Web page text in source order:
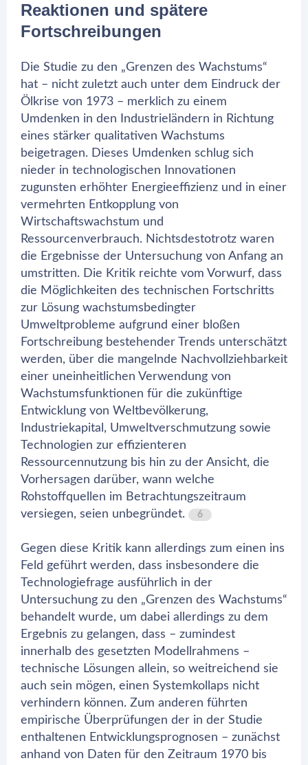
Reaktionen und spätere
Fortschreibungen
Die Studie zu den „Grenzen des Wachstums“
hat – nicht zuletzt auch unter dem Eindruck der
Ölkrise von 1973 – merklich zu einem
Umdenken in den Industrieländern in Richtung
eines stärker qualitativen Wachstums
beigetragen. Dieses Umdenken schlug sich
nieder in technologischen Innovationen
zugunsten erhöhter Energieeffizienz und in einer
vermehrten Entkopplung von
Wirtschaftswachstum und
Ressourcenverbrauch. Nichtsdestotrotz waren
die Ergebnisse der Untersuchung von Anfang an
umstritten. Die Kritik reichte vom Vorwurf, dass
die Möglichkeiten des technischen Fortschritts
zur Lösung wachstumsbedingter
Umweltprobleme aufgrund einer bloßen
Fortschreibung bestehender Trends unterschätzt
werden, über die mangelnde Nachvollziehbarkeit
einer uneinheitlichen Verwendung von
Wachstumsfunktionen für die zukünftige
Entwicklung von Weltbevölkerung,
Industriekapital, Umweltverschmutzung sowie
Technologien zur effizienteren
Ressourcennutzung bis hin zu der Ansicht, die
Vorhersagen darüber, wann welche
Rohstoffquellen im Betrachtungszeitraum
versiegen, seien unbegründet.
6
Gegen diese Kritik kann allerdings zum einen ins
Feld geführt werden, dass insbesondere die
Technologiefrage ausführlich in der
Untersuchung zu den „Grenzen des Wachstums“
behandelt wurde, um dabei allerdings zu dem
Ergebnis zu gelangen, dass – zumindest
innerhalb des gesetzten Modellrahmens –
technische Lösungen allein, so weitreichend sie
auch sein mögen, einen Systemkollaps nicht
verhindern können. Zum anderen führten
empirische Überprüfungen der in der Studie
enthaltenen Entwicklungsprognosen – zunächst
anhand von Daten für den Zeitraum 1970 bis